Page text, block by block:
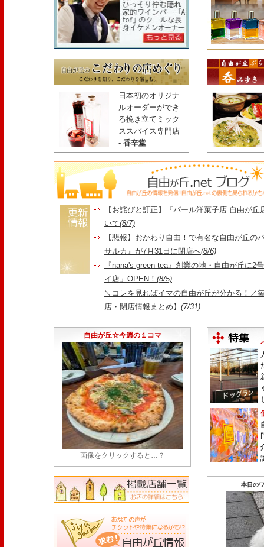
日本初のオリジナ
ルオーダーができ
る挽き立てミック
ススパイス専門店
- 香辛堂
【お詫びと訂正】『パール洋菓子店 自由が
いて(8/7)
【悲報】おかわり自由！で有名な自由が丘の
サルカ』が7月31日に閉店へ(8/6)
『nana's green tea』創業の地・自由が丘に2
イ店」OPEN！ (8/5)
＼コレを見ればイマの自由が丘が分かる！／
店・閉店情報まとめ】 (7/31)
永久パス配布も！
自由が丘☆今週の１コマ
画像をクリックすると…？
本日の